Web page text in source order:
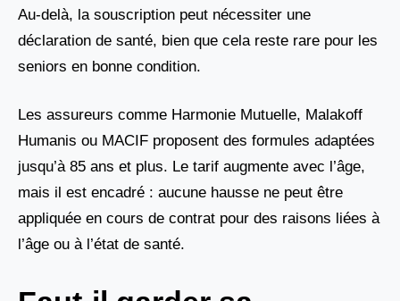
Au-delà, la souscription peut nécessiter une
déclaration de santé, bien que cela reste rare pour les
seniors en bonne condition.
Les assureurs comme Harmonie Mutuelle, Malakoff
Humanis ou MACIF proposent des formules adaptées
jusqu’à 85 ans et plus. Le tarif augmente avec l’âge,
mais il est encadré : aucune hausse ne peut être
appliquée en cours de contrat pour des raisons liées à
l’âge ou à l’état de santé.